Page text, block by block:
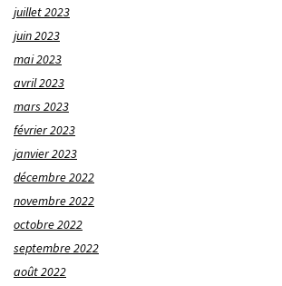
juillet 2023
juin 2023
mai 2023
avril 2023
mars 2023
février 2023
janvier 2023
décembre 2022
novembre 2022
octobre 2022
septembre 2022
août 2022